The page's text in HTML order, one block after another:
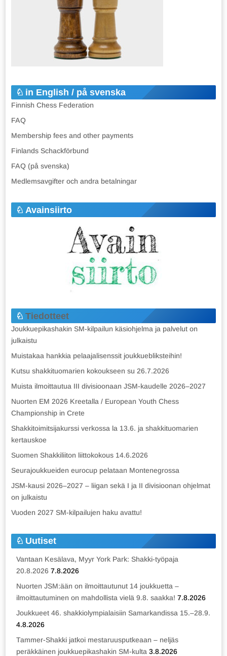
in English / på svenska
Finnish Chess Federation
FAQ
Membership fees and other payments
Finlands Schackförbund
FAQ (på svenska)
Medlemsavgifter och andra betalningar
Avainsiirto
Tiedotteet
Joukkuepikashakin SM-kilpailun käsiohjelma ja palvelut on
julkaistu
Muistakaa hankkia pelaajalisenssit joukkuebliksteihin!
Kutsu shakkituomarien kokoukseen su 26.7.2026
Muista ilmoittautua III divisioonaan JSM-kaudelle 2026–2027
Nuorten EM 2026 Kreetalla / European Youth Chess
Championship in Crete
Shakkitoimitsijakurssi verkossa la 13.6. ja shakkituomarien
kertauskoe
Suomen Shakkiliiton liittokokous 14.6.2026
Seurajoukkueiden eurocup pelataan Montenegrossa
JSM-kausi 2026–2027 – liigan sekä I ja II divisioonan ohjelmat
on julkaistu
Vuoden 2027 SM-kilpailujen haku avattu!
Uutiset
Vantaan Kesälava, Myyr York Park: Shakki-työpaja
20.8.2026 7.8.2026
Nuorten JSM:ään on ilmoittautunut 14 joukkuetta –
ilmoittautuminen on mahdollista vielä 9.8. saakka! 7.8.2026
Joukkueet 46. shakkiolympialaisiin Samarkandissa 15.–28.9.
4.8.2026
Tammer-Shakki jatkoi mestaruusputkeaan – neljäs
peräkkäinen joukkuepikashakin SM-kulta 3.8.2026